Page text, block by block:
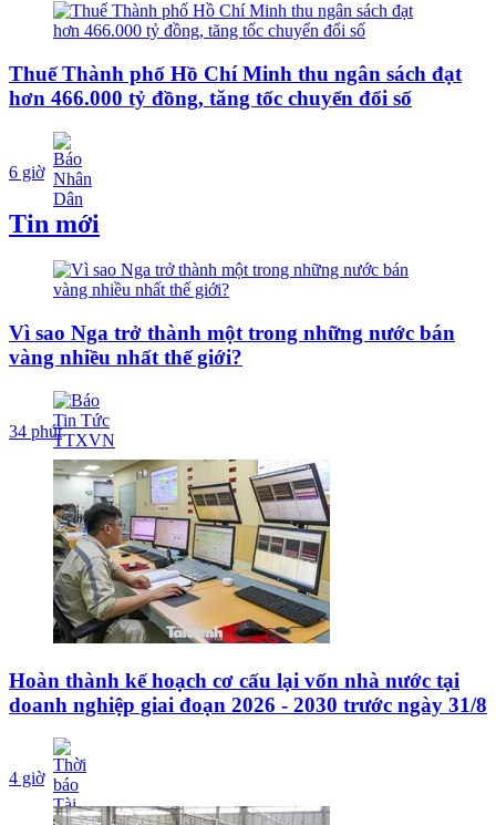
Thuế Thành phố Hồ Chí Minh thu ngân sách đạt
hơn 466.000 tỷ đồng, tăng tốc chuyển đổi số
6 giờ
Tin mới
Vì sao Nga trở thành một trong những nước bán
vàng nhiều nhất thế giới?
34 phút
Hoàn thành kế hoạch cơ cấu lại vốn nhà nước tại
doanh nghiệp giai đoạn 2026 - 2030 trước ngày 31/8
4 giờ